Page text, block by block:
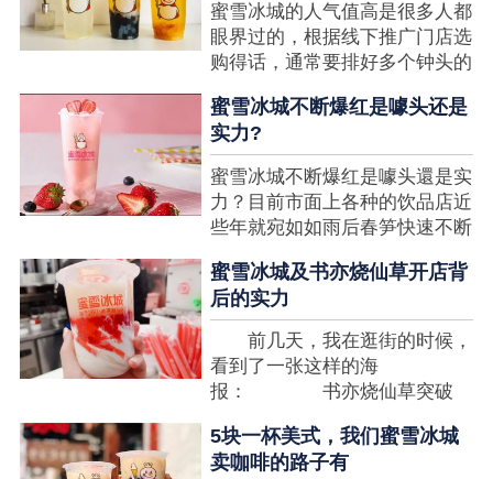
蜜雪冰城的人气值高是很多人都
眼界过的，根据线下推广门店选
购得话，通常要排好多个钟头的
想要排长队，为的便是那一杯令
人挂念的蜜雪冰城。顾客喜爱的
商品，投资者为什么会看不见在
其中的创业商机呢?许多投资者
都会了解我开一家蜜雪冰城要多
少钱?....
蜜雪冰城不断爆红是噱头还是
实力?
蜜雪冰城不断爆红是噱头還是实
力？目前市面上各种的饮品店近
些年就宛如如雨后春笋快速不断
有运营不小心便会被取代，由于
受年青人的喜爱，再加全国人民
的经济发展水准提升，奶茶饮品
行业发展趋势快速，因此 这一
制造行业有着十分....
蜜雪冰城及书亦烧仙草开店背
后的实力
前几天，我在逛街的时候，
看到了一张这样的海
报： 书亦烧仙草突破
了，这个连名字都没怎么听过的
奶茶店，怎么就悄咪咪地开了这
5块一杯美式，我们蜜雪冰城
卖咖啡的路子有